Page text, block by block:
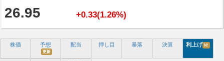
26.95 +0.33(1.26%)
株価 予想
更新
配当 押し目 暴落 決算 利上げ N!